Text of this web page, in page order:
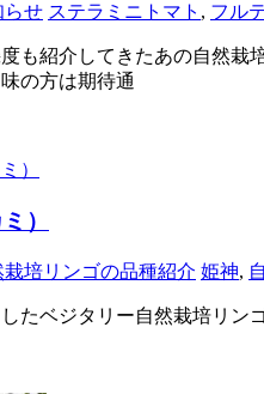
らせ ステラミニトマト , フル
も紹介してきたあの自然栽
の方は期待通
）
栽培リンゴの品種紹介 姫神,
たベジタリー自然栽培リ